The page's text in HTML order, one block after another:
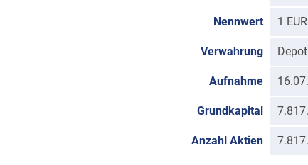
Nennwert 1 EUR
Verwahrung Depot
Aufnahme
Grundkapital
Anzahl Aktien